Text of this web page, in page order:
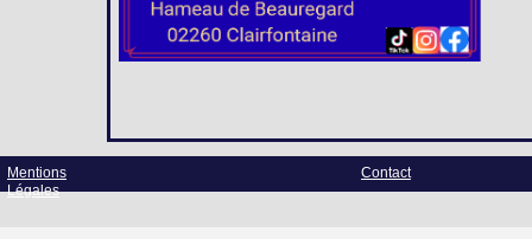
Mentions
Légales
Contact